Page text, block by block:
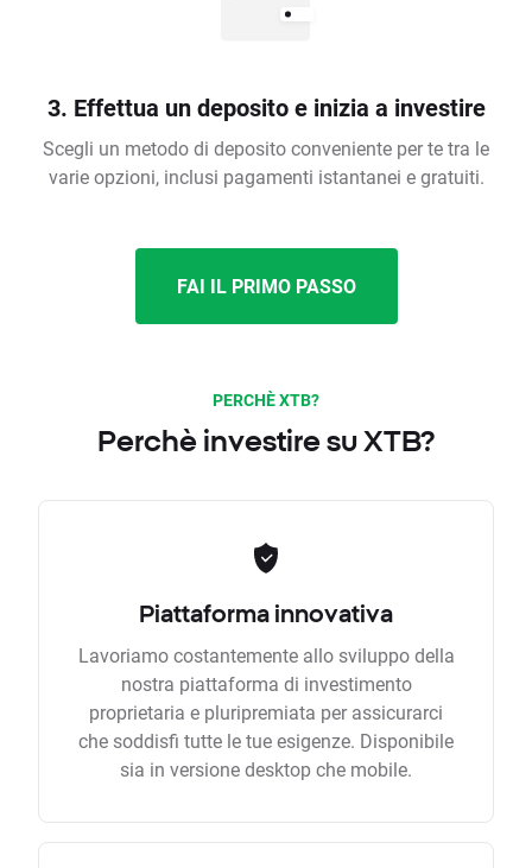
3. Effettua un deposito e inizia a investire
Scegli un metodo di deposito conveniente per te tra le
varie opzioni, inclusi pagamenti istantanei e gratuiti.
FAI IL PRIMO PASSO
PERCHÈ XTB?
Perchè investire su XTB?
Piattaforma innovativa
Lavoriamo costantemente allo sviluppo della
nostra piattaforma di investimento
proprietaria e pluripremiata per assicurarci
che soddisfi tutte le tue esigenze. Disponibile
sia in versione desktop che mobile.